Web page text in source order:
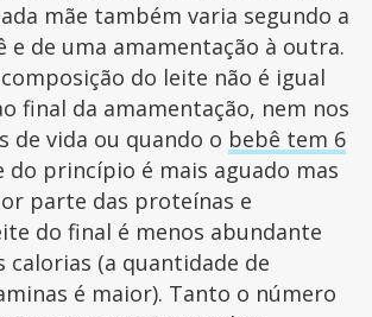
mãe também varia segundo a
e de uma amamentação à outra.
do leite não é igual
final da amamentação, nem nos
de vida ou quando o bebê tem 6
do princípio é mais aguado mas
parte das proteínas e
do final é menos abundante
calorias (a quantidade de
é maior). Tanto o número